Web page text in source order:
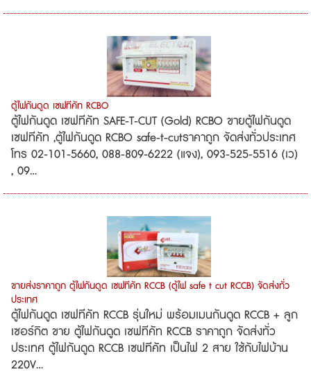
ตู้ไฟกันดูด เซฟทีคัท RCBO
ตู้ไฟกันดูด เซฟทีคัท SAFE-T-CUT (Gold) RCBO ขายตู้ไฟกันดูด
เซฟทีคัท ,ตู้ไฟกันดูด RCBO safe-t-cutราคาถูก จัดส่งทั่วประเทศ
โทร 02-101-5660, 088-809-6222 (แจง), 093-525-5516 (เว)
, 09...
ขายส่งราคาถูก ตู้ไฟกันดูด เซฟทีคัท RCCB (ตู้ไฟ safe t cut RCCB) จัดส่งทั่ว
ประเทศ
ตู้ไฟกันดูด เซฟทีคัท RCCB รุ่นใหม่ พร้อมเมนกันดูด RCCB + ลูก
เซอร์กิต ขาย ตู้ไฟกันดูด เซฟทีคัท RCCB ราคาถูก จัดส่งทั่ว
ประเทศ ตู้ไฟกันดูด RCCB เซฟทีคัท เป็นไฟ 2 สาย ใช้กับไฟบ้าน
220V...